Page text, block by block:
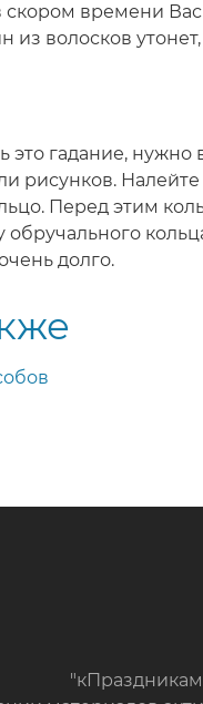
скором времени
из волосков
это гадание, нужно
рисунков.
Перед этим
обручального
долго.